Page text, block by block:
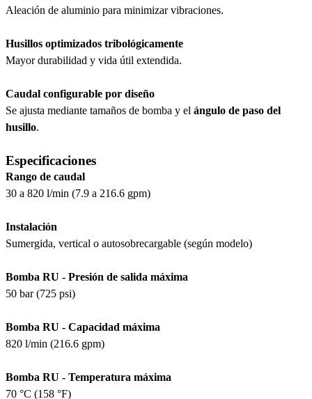
Aleación de aluminio para minimizar vibraciones.
Husillos optimizados tribológicamente
Mayor durabilidad y vida útil extendida.
Caudal configurable por diseño
Se ajusta mediante tamaños de bomba y el ángulo de paso del
husillo.
Especificaciones
Rango de caudal
30 a 820 l/min (7.9 a 216.6 gpm)
Instalación
Sumergida, vertical o autosobrecargable (según modelo)
Bomba RU - Presión de salida máxima
50 bar (725 psi)
Bomba RU - Capacidad máxima
820 l/min (216.6 gpm)
Bomba RU - Temperatura máxima
70 °C (158 °F)